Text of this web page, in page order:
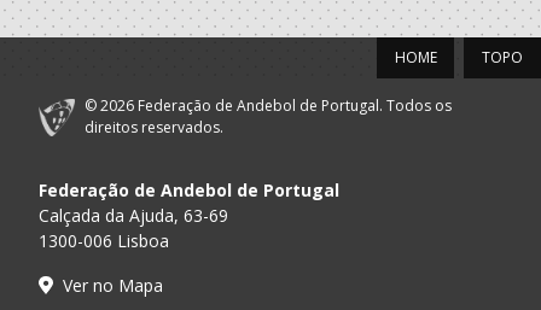
TOPO
HOME
© 2026 Federação de Andebol de Portugal. Todos os
direitos reservados.
Federação de Andebol de Portugal
Calçada da Ajuda, 63-69
1300-006 Lisboa
Ver no Mapa